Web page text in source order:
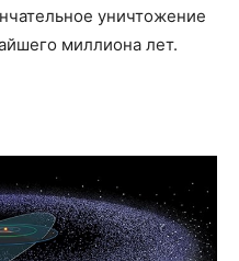
уничтожение
миллиона лет.